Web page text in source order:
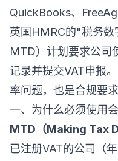
QuickBooks、
英国HMRC的"税务数
MTD）计划要求公司
记录并提交VAT申报
率问题，也是合规要求
一、为什么必须使用会
MTD（Making Tax
已注册VAT的公司（